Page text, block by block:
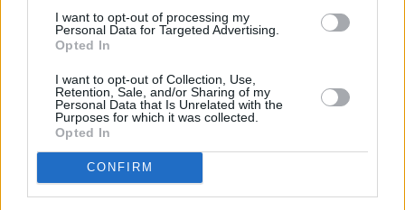
I want to opt-out of processing my
Personal Data for Targeted Advertising.
Opted In
I want to opt-out of Collection, Use,
Retention, Sale, and/or Sharing of my
Personal Data that Is Unrelated with the
Purposes for which it was collected.
Opted In
CONFIRM
Cztery kraje NATO są zaniepokojone ostatnimi
działaniami prowadzonymi przez Rosję w Osetii
Południowej. Obawiają się potencjalnych ruchów
zmierzających do oficjalnej aneksji
separatystycznego regionu. Wspólne oświadczenie
państw sugeruje, że ostatnie kroki podejmowane
przez Kreml mogą być zapowiedzią zagrożenia dla